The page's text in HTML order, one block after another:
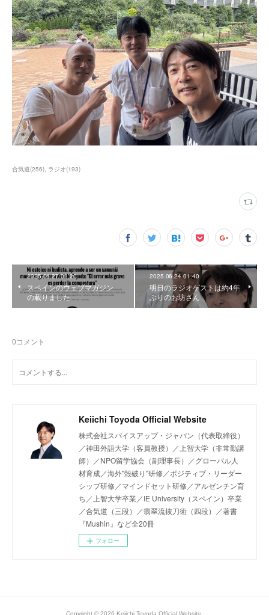
合気道(256) ラジオ(193)
2025.06.27 01:20
スペインのウェブマガジン
の載りました
2025.06.24 01:40
明日のラジオゲストは約4年
ぶりのお坊さん
0コメント
Keiichi Toyoda Official Website
株式会社スパイスアップ・ジャパン（代表取締役）
／神田外語大学（客員教授）／上智大学（非常勤講
師）／NPO留学協会（副理事長）／グローバル人
材育成／海外"殻破り"研修／ポジティブ・リーダー
シップ研修／マインドセット研修／アルゼンチン育
ち／上智大学卒業／IE University（スペイン）卒業
／合気道（三段）／翡翠流抜刀術（四段）／著書
『Mushin』など全20冊
フォロー
Copyright © 2026 Keiichi Toyoda Official Website